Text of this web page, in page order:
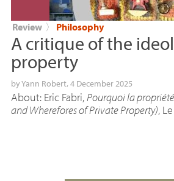
Review 〉 Philosophy
A critique of the
property
byYann Robert, 4 December 2025
About: Eric Fabri, Pourquoi la
and Wherefores of Private Property),